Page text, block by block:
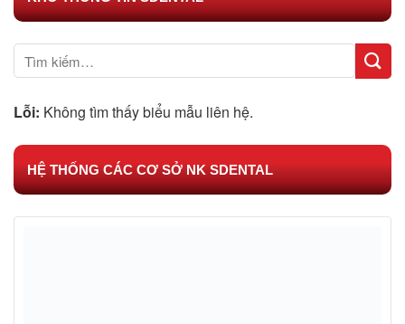
Lỗi: Không tìm thấy biểu mẫu liên hệ.
HỆ THỐNG CÁC CƠ SỞ NK SDENTAL